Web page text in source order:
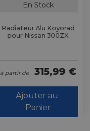
En Stock
Radiateur Alu Koyorad
pour Nissan 300ZX
à partir de 315,99 €
Ajouter au
Panier